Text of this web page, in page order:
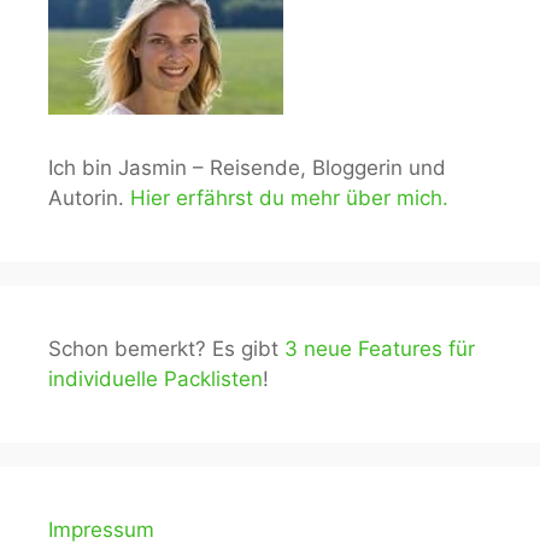
Ich bin Jasmin – Reisende, Bloggerin und
Autorin. Hier erfährst du mehr über mich.
Schon bemerkt? Es gibt 3 neue Features für
individuelle Packlisten!
Impressum